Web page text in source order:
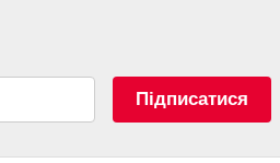
Підписатися